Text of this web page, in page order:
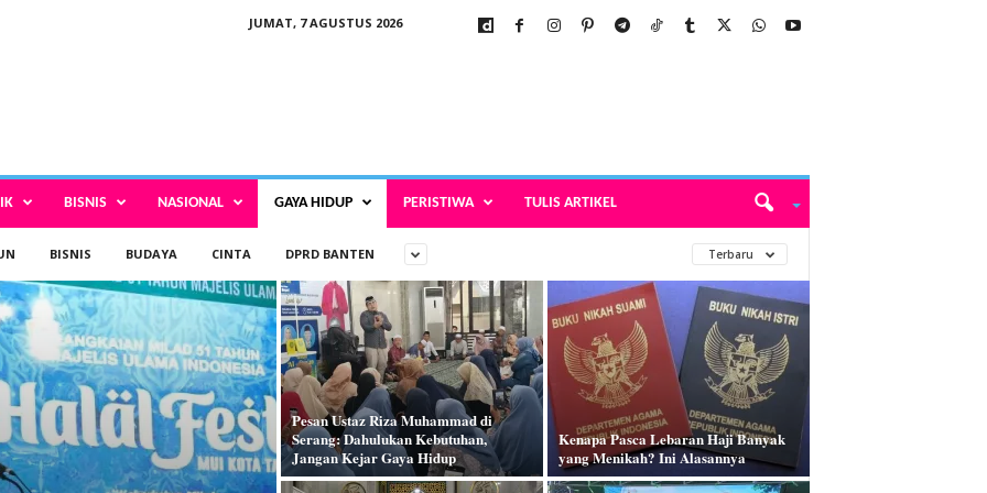
JUMAT, 7 AGUSTUS 2026
BISNIS NASIONAL GAYA HIDUP PERISTIWA TULIS ARTIKEL
BISNIS BUDAYA CINTA DPRD BANTEN Terbaru
Pesan Ustaz Riza Muhammad di
Serang: Dahulukan Kebutuhan,
Jangan Kejar Gaya Hidup
Kenapa Pasca Lebaran Haji Banyak
yang Menikah? Ini Alasannya